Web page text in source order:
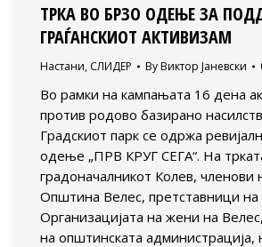
ТРКА ВО БРЗО ОДЕЊЕ ЗА
ГРАЃАНСКИОТ АКТИВИЗАМ
Настани, СЛИДЕР By Виктор Јаневски
Во рамки на кампањата 16 дена
против родово базирано
Градскиот парк се одржа
одење „ПРВ КРУГ СЕГА“. На
градоначалникот Колев, членови
Општина Велес, претставници на
Организацијата на жени на
на општинската администрација,